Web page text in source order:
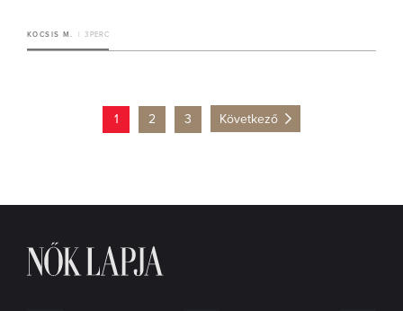
KOCSIS M. 3 PERC
1 2 3 Következő